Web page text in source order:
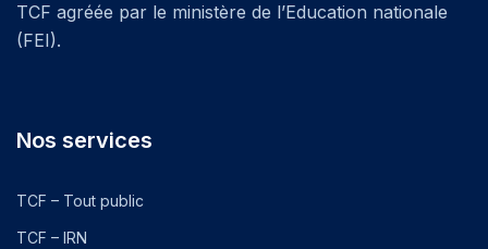
TCF agréée par le ministère de l’Education nationale
(FEI).
Nos services
TCF – Tout public
TCF – IRN